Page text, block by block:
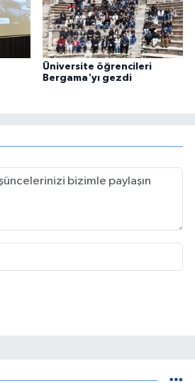
Üniversite öğrencileri
Bergama'yı gezdi